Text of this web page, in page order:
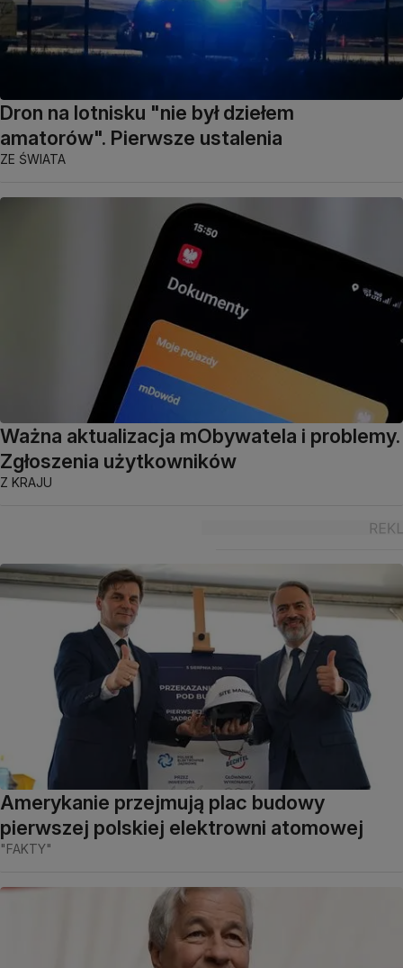
Dron na lotnisku "nie był dziełem
amatorów". Pierwsze ustalenia
ZE ŚWIATA
Ważna aktualizacja mObywatela i problemy.
Zgłoszenia użytkowników
Z KRAJU
Amerykanie przejmują plac budowy
pierwszej polskiej elektrowni atomowej
"FAKTY"